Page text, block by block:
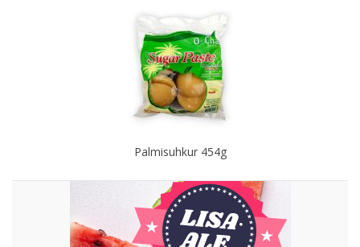
Palmisuhkur 454g